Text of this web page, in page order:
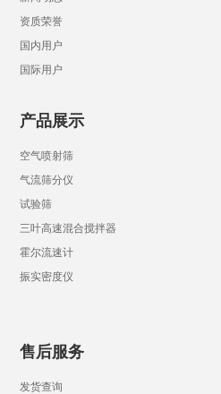
资质荣誉
国内用户
国际用户
产品展示
空气喷射筛
气流筛分仪
试验筛
三叶高速混合搅拌器
霍尔流速计
振实密度仪
售后服务
发货查询